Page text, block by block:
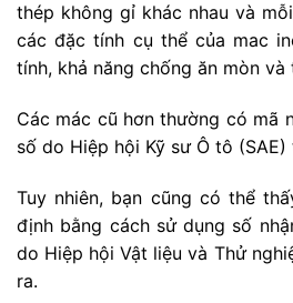
thép không gỉ khác nhau và
các đặc tính cụ thể của mac
tính, khả năng chống ăn mòn và
Các mác cũ hơn thường có mã
số do Hiệp hội Kỹ sư Ô tô (SAE)
Tuy nhiên, bạn cũng có thể
định bằng cách sử dụng số
do Hiệp hội Vật liệu và Thử
ra.